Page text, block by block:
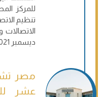
للمركز
تنظيم
ديسمبر 2021 بمشاركة
مصر
عشر